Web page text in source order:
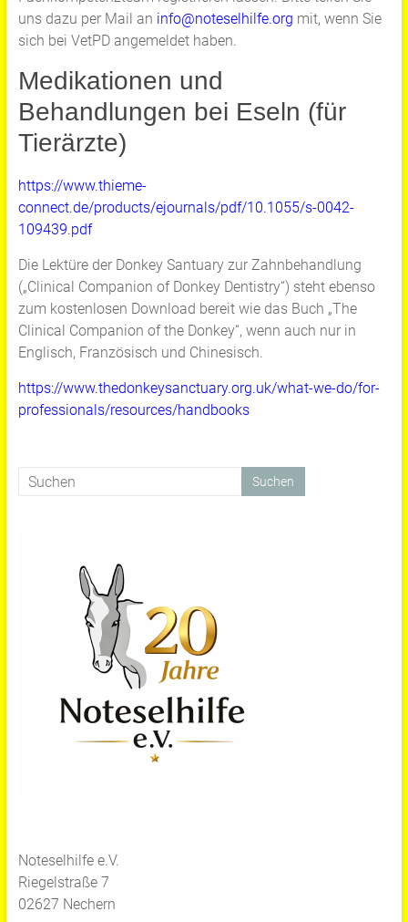
uns dazu per Mail an info@noteselhilfe.org mit, wenn Sie
sich bei VetPD angemeldet haben.
Medikationen und
Behandlungen bei Eseln (für
Tierärzte)
https://www.thieme-
connect.de/products/ejournals/pdf/10.1055/s-0042-
109439.pdf
Die Lektüre der Donkey Santuary zur Zahnbehandlung
(„Clinical Companion of Donkey Dentistry“) steht ebenso
zum kostenlosen Download bereit wie das Buch „The
Clinical Companion of the Donkey“, wenn auch nur in
Englisch, Französisch und Chinesisch.
https://www.thedonkeysanctuary.org.uk/what-we-do/for-
professionals/resources/handbooks
Noteselhilfe e.V.
Riegelstraße 7
02627 Nechern